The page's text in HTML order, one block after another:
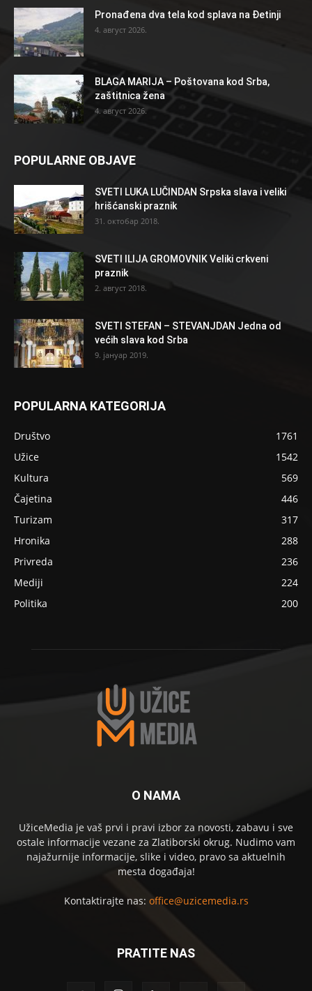
Pronađena dva tela kod splava na Đetinji
4. август 2026.
BLAGA MARIJA – Poštovana kod Srba,
zaštitnica žena
4. август 2026.
POPULARNE OBJAVE
SVETI LUKA LUČINDAN Srpska slava i veliki
hrišćanski praznik
31. октобар 2018.
SVETI ILIJA GROMOVNIK Veliki crkveni
praznik
2. август 2018.
SVETI STEFAN – STEVANJDAN Jedna od
većih slava kod Srba
9. јануар 2019.
POPULARNA KATEGORIJA
Društvo
1761
Užice
1542
Kultura
569
Čajetina
446
Turizam
317
Hronika
288
Privreda
236
Mediji
224
Politika
200
O NAMA
UžiceMedia je vaš prvi i pravi izbor za novosti, zabavu i sve
ostale informacije vezane za Zlatiborski okrug. Nudimo vam
najažurnije informacije, slike i video, pravo sa aktuelnih
mesta događaja!
Kontaktirajte nas: office@uzicemedia.rs
PRATITE NAS